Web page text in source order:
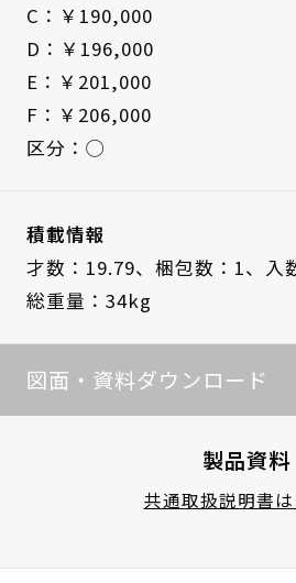
C：￥190,000
D：￥196,000
E：￥201,000
F：￥206,000
区分：◯
積載情報
才数：19.79、 梱包数：1、
入
総重量：34kg
図面・資料ダウンロード
製品資料
共通取扱説明書